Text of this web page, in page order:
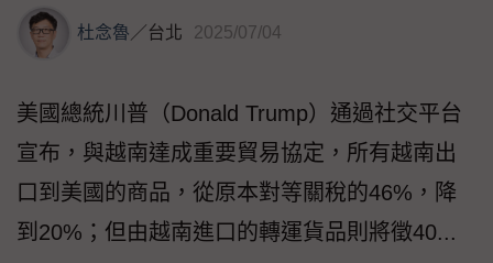
杜念魯 ／台北 2025/07/04
美國總統川普（Donald Trump）通過社交平台
宣布，與越南達成重要貿易協定，所有越南出
口到美國的商品，從原本對等關稅的46%，降
到20%；但由越南進口的轉運貨品則將徵40...